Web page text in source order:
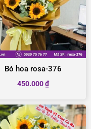
Bó hoa rosa-376
450.000₫